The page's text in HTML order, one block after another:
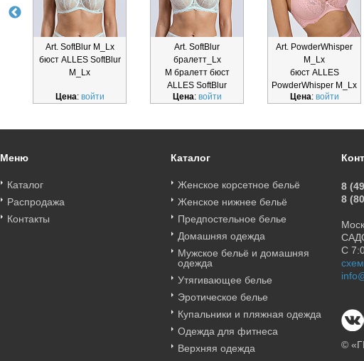
Art. SoftBlur M_Lx
бюст ALLES SoftBlur
M_Lx
Цена: войти
Art. SoftBlur
бралетт_Lx
M бралетт бюст
ALLES SoftBlur
бралетт_Lx
Цена: войти
Art. PowderWhisper
M_Lx
бюст ALLES
PowderWhisper M_Lx
Цена: войти
Меню
Каталог
Распродажа
Контакты
Каталог
Женское корсетное бельё
Женское нижнее бельё
Предпостельное белье
Домашняя одежда
Мужское бельё и домашняя
одежда
Утягивающее белье
Эротическое белье
Купальники и пляжная одежда
Одежда для фитнеса
Верхняя одежда
8
8
С
©